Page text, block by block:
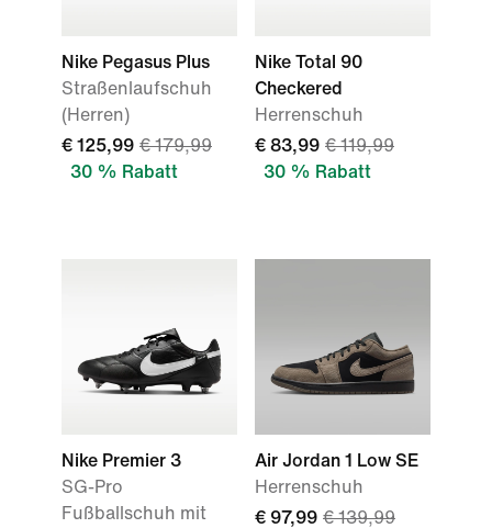
Nike Pegasus Plus
Straßenlaufschuh
(Herren)
€ 125,99 € 179,99
30 % Rabatt
Nike Total 90
Checkered
Herrenschuh
€ 83,99 € 119,99
30 % Rabatt
Nike Premier 3
SG-Pro
Fußballschuh mit
Air Jordan 1 Low SE
Herrenschuh
€ 97,99 € 139,99